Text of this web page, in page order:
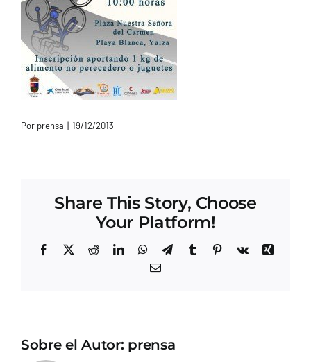
Por prensa | 19/12/2013
Share This Story, Choose
Your Platform!
Facebook
X RedditLinkedInWhatsApp
TelegramTumblrPinterest
Vk
Xing
Correo
Sobre el Autor: prensa